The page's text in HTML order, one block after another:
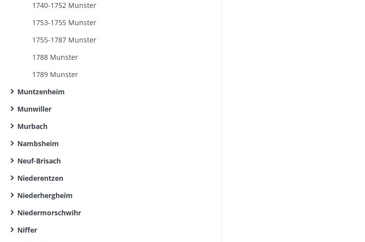
1740-1752 Munster
1753-1755 Munster
1755-1787 Munster
1788 Munster
1789 Munster
Muntzenheim
Munwiller
Murbach
Nambsheim
Neuf-Brisach
Niederentzen
Niederhergheim
Niedermorschwihr
Niffer